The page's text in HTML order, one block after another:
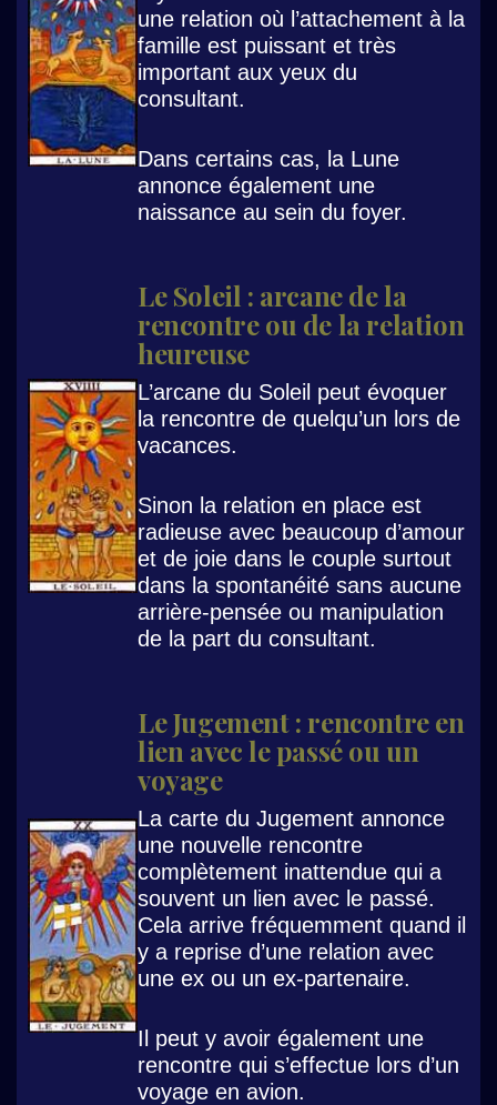
une relation où l’attachement à la
famille est puissant et très
important aux yeux du
consultant.
Dans certains cas, la Lune
annonce également une
naissance au sein du foyer.
Le Soleil : arcane de la
rencontre ou de la relation
heureuse
L’arcane du Soleil peut évoquer
la rencontre de quelqu’un lors de
vacances.
Sinon la relation en place est
radieuse avec beaucoup d’amour
et de joie dans le couple surtout
dans la spontanéité sans aucune
arrière-pensée ou manipulation
de la part du consultant.
Le Jugement : rencontre en
lien avec le passé ou un
voyage
La carte du Jugement annonce
une nouvelle rencontre
complètement inattendue qui a
souvent un lien avec le passé.
Cela arrive fréquemment quand il
y a reprise d’une relation avec
une ex ou un ex-partenaire.
Il peut y avoir également une
rencontre qui s’effectue lors d’un
voyage en avion.